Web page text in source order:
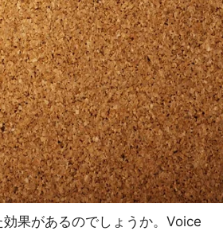
果があるのでしょうか。Voice